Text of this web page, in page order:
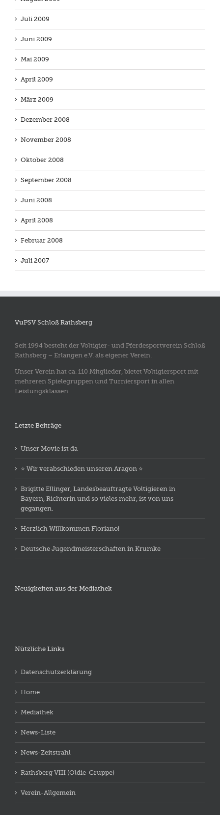
Juli 2009
Juni 2009
Mai 2009
April 2009
März 2009
Dezember 2008
November 2008
Oktober 2008
September 2008
Juni 2008
April 2008
Februar 2008
Juli 2007
VuPSV Schloß Rathsberg
Seit 1994 besteht der Voltigier- und Pferdesportverein Schloß
Rathsberg – Erlangen e.V. als eigener Verein.
Unser Verein hat ca. 110 Mitglieder, bietet Voltigiersport mit
mehreren Spielegruppen und Turniersport in allen
Leistungsklassen.
Letzte Beiträge
Unser Movie ist da
⭐️ Wir verabschieden unseren Aragon ⭐️
Brigitte Ellinger, Landesbeauftragte Voltigieren in
Bayern, Richterin und so vieles mehr, ist von uns
gegangen.
Herzlich Willkommen Floriano!
Deutsche Jugendmeisterschaften in Krumke
Neuigkeiten aus der Mediathek
Nützliche Links
Datenschutzerklärung
Home
Mediathek
News-Liste
News-Zeitstrahl
Rathsberg VIII (Oldie-Gruppe)
Verein-Allgemein